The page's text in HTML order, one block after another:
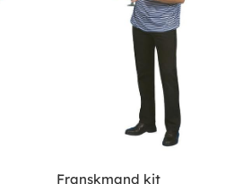
Franskmand kit